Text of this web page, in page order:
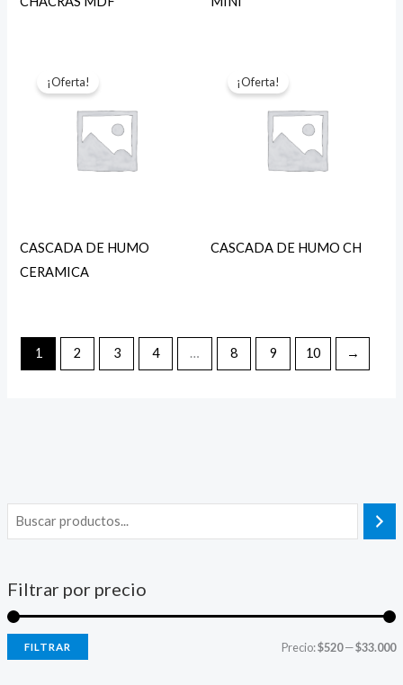
Filtrar por precio
FILTRAR Precio:$520—$33.000
¡Oferta!
CASCADA DE HUMO
CERAMICA
¡Oferta!
CASCADA DE HUMO CH
1 2 3 4 … 8 9 10 →